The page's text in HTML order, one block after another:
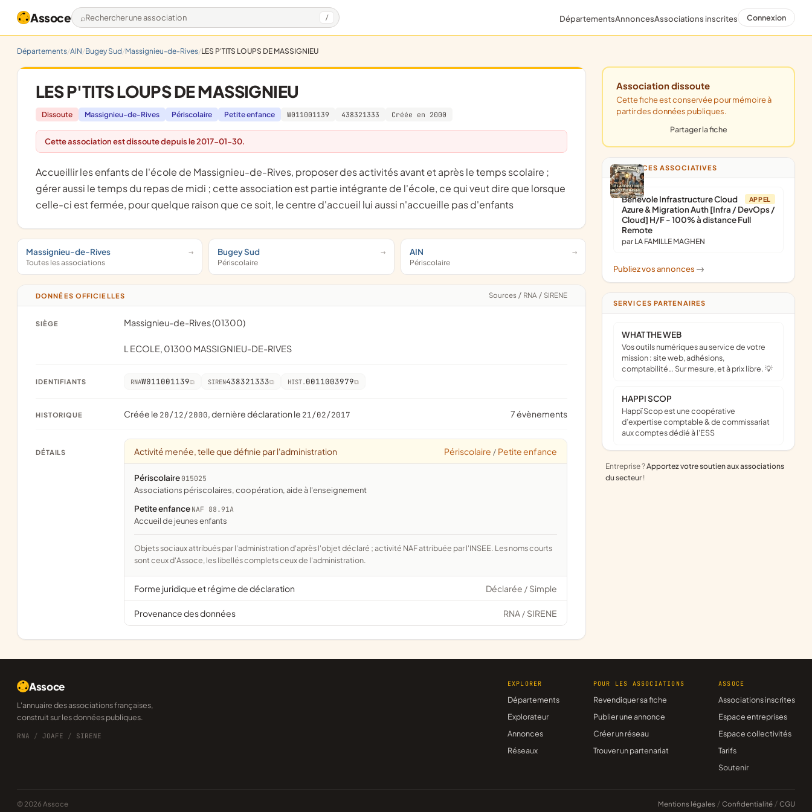
Assoce Rechercher une association / DépartementsAnnoncesAssociations inscrites Connexion
Départements AIN Bugey Sud Massignieu-de-Rives LES P'TITS LOUPS DE MASSIGNIEU
LES P'TITS LOUPS DE MASSIGNIEU
Dissoute Massignieu-de-Rives Périscolaire Petite enfance W011001139 438321333 Créée en 2000
Cette association est dissoute depuis le 2017-01-30.
accueillir les enfants de l'école de Massignieu-de-Rives, proposer des activités avant et après le temps scolaire ;
gérer aussi le temps du repas de midi ; cette association est partie intégrante de l'école, ce qui veut dire que lorsque
celle-ci est fermée, pour quelque raison que ce soit, le centre d'accueil lui aussi n'accueille pas d'enfants
Massignieu-de-Rives
Toutes les associations
Bugey Sud
Périscolaire
AIN
Périscolaire
DONNÉES OFFICIELLES Sources / RNA / SIRENE
SIÈGE Massignieu-de-Rives (01300)
L ECOLE, 01300 MASSIGNIEU-DE-RIVES
IDENTIFIANTS RNAW011001139 SIREN438321333 HIST. 0011003979
HISTORIQUE Créée le 20/12/2000, dernière déclaration le 21/02/2017 7 évènements
DÉTAILS Activité menée, telle que définie par l'administration Périscolaire / Petite enfance
Périscolaire 015025
associations périscolaires, coopération, aide à l'enseignement
Petite enfance NAF 88.91A
Accueil de jeunes enfants
Objets sociaux attribués par l'administration d'après l'objet déclaré ; activité NAF attribuée par l'INSEE. Les noms courts
sont ceux d'Assoce, les libellés complets ceux de l'administration.
Forme juridique et régime de déclaration Déclarée / Simple
Provenance des données RNA / SIRENE
Association dissoute
Cette fiche est conservée pour mémoire à
partir des données publiques.
Partager la fiche
ANNONCES ASSOCIATIVES
APPEL
Bénévole Infrastructure Cloud
Azure & Migration Auth [Infra / DevOps /
Cloud] H/F - 100% à distance Full
Remote
par LA FAMILLE MAGHEN
Publiez vos annonces ->
SERVICES PARTENAIRES
WHAT THE WEB
Vos outils numériques au service de votre
mission : site web, adhésions,
comptabilité… Sur mesure, et à prix libre. 💡
HAPPI SCOP
Happï Scop est une coopérative
d’expertise comptable & de commissariat
aux comptes dédié à l'ESS
Entreprise ?Apportez votre soutien aux associations
du secteur !
Assoce
L'annuaire des associations françaises,
construit sur les données publiques.
RNA / JOAFE / SIRENE
EXPLORER
Départements
Explorateur
Annonces
Réseaux
POUR LES ASSOCIATIONS
Revendiquer sa fiche
Publier une annonce
Créer un réseau
Trouver un partenariat
ASSOCE
Associations inscrites
Espace entreprises
Espace collectivités
Tarifs
Soutenir
© 2026 Assoce Mentions légales / Confidentialité / CGU